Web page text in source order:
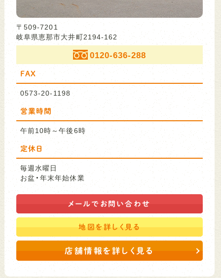
〒509-7201
岐阜県恵那市大井町2194-162
0120-636-288
FAX
0573-20-1198
営業時間
午前10時～午後6時
定休日
毎週水曜日
お盆・年末年始休業
メールで お問い合わせ
地図を詳しく見る
店舗情報を詳しく見る